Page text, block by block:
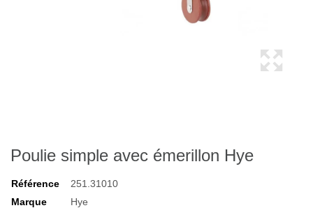
Poulie simple avec émerillon Hye
Référence
251.31010
Marque
Hye